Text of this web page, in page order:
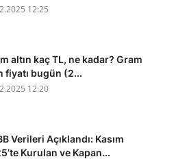
12:25
altın kaç TL, ne kadar? Gram
fiyatı bugün (2...
12:20
Verileri Açıklandı: Kasım
Kurulan ve Kapan...